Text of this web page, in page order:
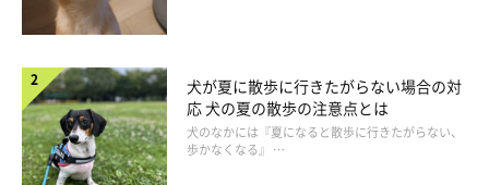
犬が夏に散歩に行きたがらない場合の対
応 犬の夏の散歩の注意点とは
犬のなかには『夏になると散歩に行きたがらない、
歩かなくなる』 …